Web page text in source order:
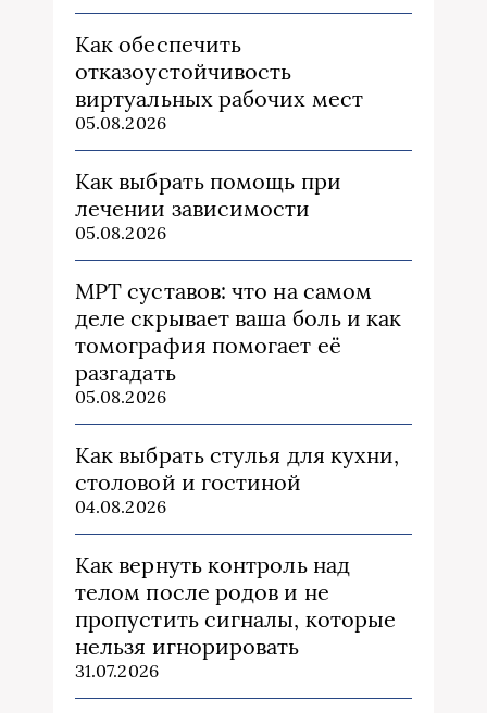
Как обеспечить
отказоустойчивость
виртуальных рабочих мест
05.08.2026
Как выбрать помощь при
лечении зависимости
05.08.2026
МРТ суставов: что на самом
деле скрывает ваша боль и как
томография помогает её
разгадать
05.08.2026
Как выбрать стулья для кухни,
столовой и гостиной
04.08.2026
Как вернуть контроль над
телом после родов и не
пропустить сигналы, которые
нельзя игнорировать
31.07.2026